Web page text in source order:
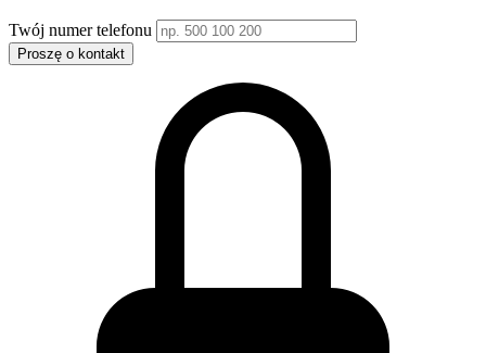
Twój numer telefonu
Proszę o kontakt